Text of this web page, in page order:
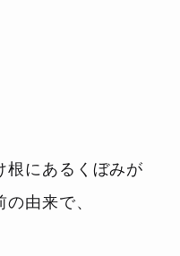
根にあるくぼみが
由来で、